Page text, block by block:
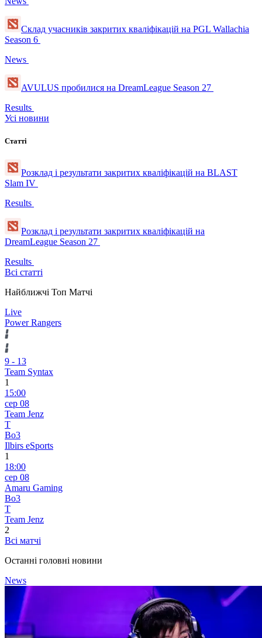
Склад учасників закритих кваліфікацій на PGL Wallachia
Season 6
News
AVULUS пробилися на DreamLeague Season 27
Results
Усі новини
Статті
Розклад і результати закритих кваліфікацій на BLAST
Slam IV
Results
Розклад і результати закритих кваліфікацій на
DreamLeague Season 27
Results
Всі статті
Найближчі Топ Матчі
Live
Power Rangers
9 - 13
Team Syntax
1
15:00
сер 08
Team Jenz
T
Bo3
Ilbirs eSports
1
18:00
сер 08
Amaru Gaming
Bo3
T
Team Jenz
2
Всі матчі
Останні головні новини
News